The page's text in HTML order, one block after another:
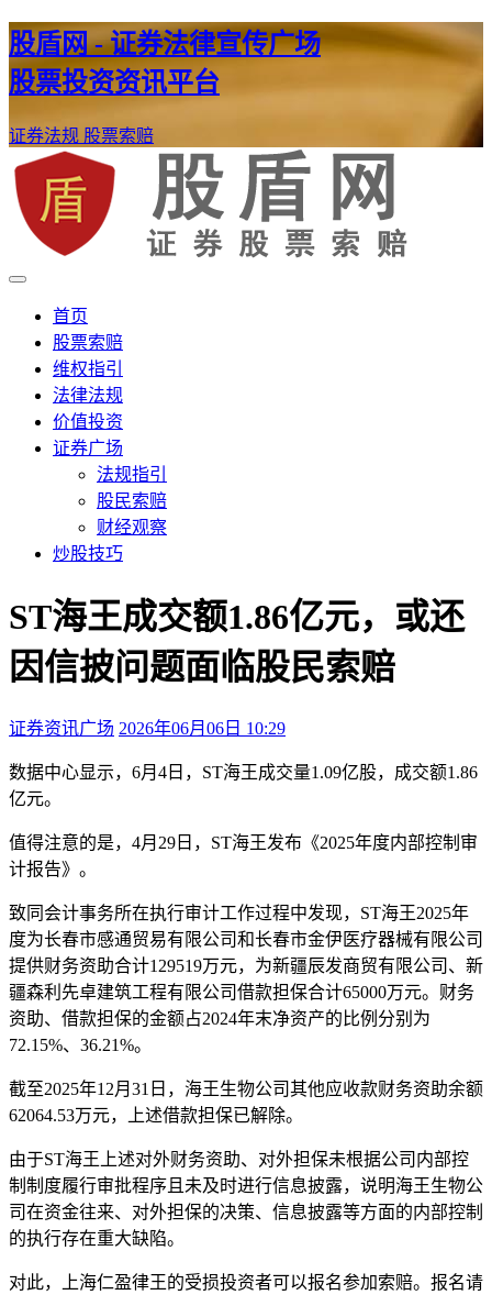
股盾网 - 证券法律宣传广场
股票投资资讯平台
证券法规 股票索赔
股盾网
证券股票维权网
首页
股票索赔
维权指引
法律法规
价值投资
证券广场
法规指引
股民索赔
财经观察
炒股技巧
ST海王成交额1.86亿元，或还
因信披问题面临股民索赔
证券资讯广场 2026年06月06日 10:29
数据中心显示，6月4日，ST海王成交量1.09亿股，成交额1.86
亿元。
值得注意的是，4月29日，ST海王发布《2025年度内部控制审
计报告》。
致同会计事务所在执行审计工作过程中发现，ST海王2025年
度为长春市感通贸易有限公司和长春市金伊医疗器械有限公司
提供财务资助合计129519万元，为新疆辰发商贸有限公司、新
疆森利先卓建筑工程有限公司借款担保合计65000万元。财务
资助、借款担保的金额占2024年末净资产的比例分别为
72.15%、36.21%。
截至2025年12月31日，海王生物公司其他应收款财务资助余额
62064.53万元，上述借款担保已解除。
由于ST海王上述对外财务资助、对外担保未根据公司内部控
制制度履行审批程序且未及时进行信息披露，说明海王生物公
司在资金往来、对外担保的决策、信息披露等方面的内部控制
的执行存在重大缺陷。
对此，上海仁盈律王的受损投资者可以报名参加索赔。报名请